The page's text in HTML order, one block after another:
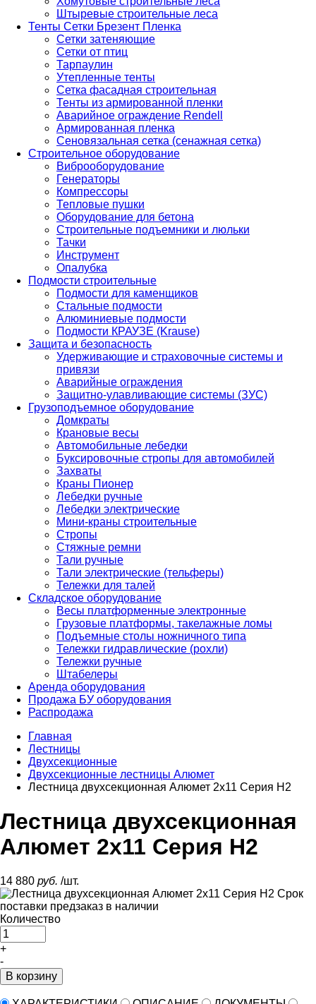
Штыревые строительные леса
Тенты Сетки Брезент Пленка
Сетки затеняющие
Сетки от птиц
Тарпаулин
Утепленные тенты
Сетка фасадная строительная
Тенты из армированной пленки
Аварийное ограждение Rendell
Армированная пленка
Сеновязальная сетка (сенажная сетка)
Строительное оборудование
Виброоборудование
Генераторы
Компрессоры
Тепловые пушки
Оборудование для бетона
Строительные подъемники и люльки
Тачки
Инструмент
Опалубка
Подмости строительные
Подмости для каменщиков
Стальные подмости
Алюминиевые подмости
Подмости КРАУЗЕ (Krause)
Защита и безопасность
Удерживающие и страховочные системы и
привязи
Аварийные ограждения
Защитно-улавливающие системы (ЗУС)
Грузоподъемное оборудование
Домкраты
Крановые весы
Автомобильные лебедки
Буксировочные стропы для автомобилей
Захваты
Краны Пионер
Лебедки ручные
Лебедки электрические
Мини-краны строительные
Стропы
Стяжные ремни
Тали ручные
Тали электрические (тельферы)
Тележки для талей
Складское оборудование
Весы платформенные электронные
Грузовые платформы, такелажные ломы
Подъемные столы ножничного типа
Тележки гидравлические (рохли)
Тележки ручные
Штабелеры
Аренда оборудования
Продажа БУ оборудования
Распродажа
Главная
Лестницы
Двухсекционные
Двухсекционные лестницы Алюмет
Лестница двухсекционная Алюмет 2х11 Серия H2
Лестница двухсекционная
Алюмет 2х11 Серия H2
14 880 руб. /шт.
Срок
поставки предзаказ в наличии
Количество
+
-
В корзину